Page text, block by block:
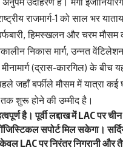
राजमार्ग-1 को साल भर
हिमस्खलन और चरम
निकास मार्ग, उन्नत
(द्रास-कारगिल) के
जहाँ बर्फीले मौसम में यात्रा कई
शुरू होने की उम्मीद है।
है। पूर्वी लद्दाख में LAC पर
सपोर्ट मिल सकेगा।
LAC पर निरंतर निगरानी और